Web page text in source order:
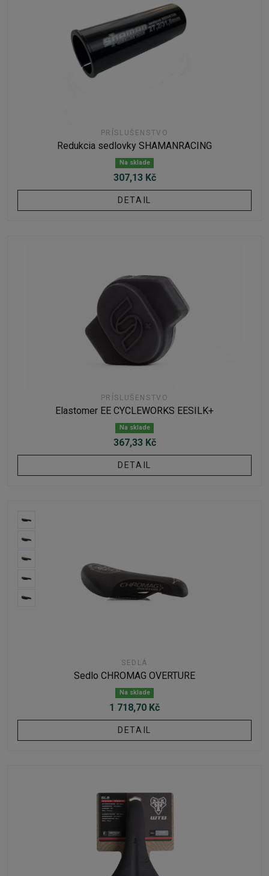
PRÍSLUŠENSTVO
Redukcia sedlovky SHAMANRACING
Na sklade
307,13 Kč
DETAIL
PRÍSLUŠENSTVO
Elastomer EE CYCLEWORKS EESILK+
Na sklade
367,33 Kč
DETAIL
SEDLÁ
Sedlo CHROMAG OVERTURE
Na sklade
1 718,70 Kč
DETAIL